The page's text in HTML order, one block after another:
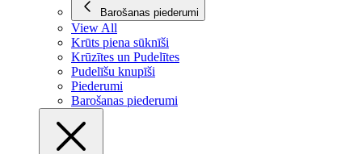
Barošanas piederumi
View All
Krūts piena sūknīši
Krūzītes un Pudelītes
Pudelīšu knupīši
Piederumi
Barošanas piederumi